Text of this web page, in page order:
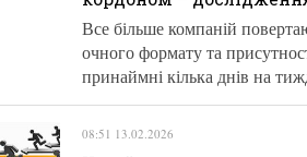
Все більше компаній
очного формату та
принаймні кілька днів на
08:51 13.02.2026